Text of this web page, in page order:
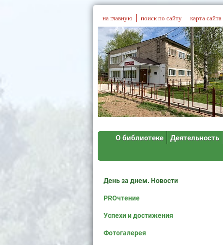
на главную поиск по сайту карта сайта
О библиотеке Деятельность
День за днем. Новости
PROчтение
Успехи и достижения
Фотогалерея